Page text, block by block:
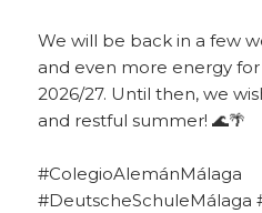
We will be back in a few
and even more energy
2026/27. Until then, we
and restful summer! 🌊🌴
#ColegioAlemánMálaga
#DeutscheSchuleMálaga